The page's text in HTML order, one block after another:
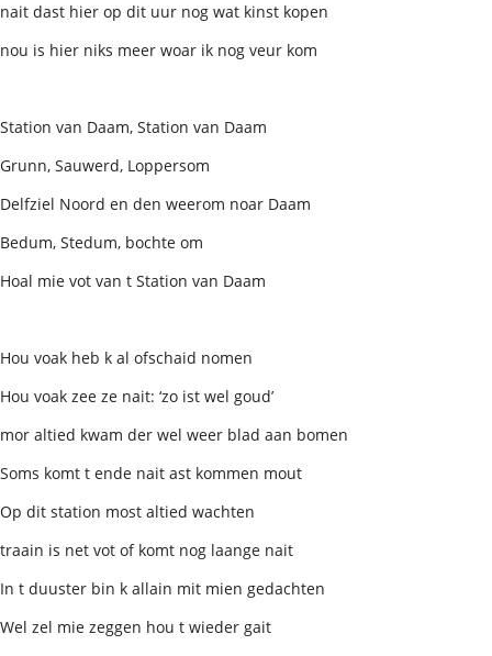
nait dast hier op dit uur nog wat kinst kopen
nou is hier niks meer woar ik nog veur kom
Station van Daam, Station van Daam
Grunn, Sauwerd, Loppersom
Delfziel Noord en den weerom noar Daam
Bedum, Stedum, bochte om
Hoal mie vot van t Station van Daam
Hou voak heb k al ofschaid nomen
Hou voak zee ze nait: ‘zo ist wel goud’
mor altied kwam der wel weer blad aan bomen
Soms komt t ende nait ast kommen mout
Op dit station most altied wachten
traain is net vot of komt nog laange nait
In t duuster bin k allain mit mien gedachten
Wel zel mie zeggen hou t wieder gait